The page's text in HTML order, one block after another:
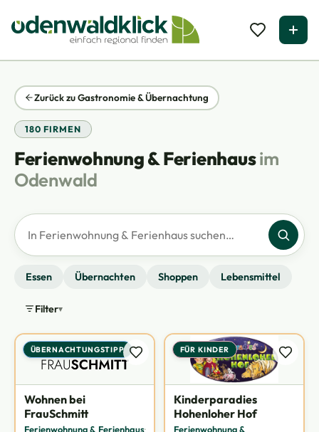
Zurück zu Gastronomie & Übernachtung
180 FIRMEN
Ferienwohnung & Ferienhausim
Odenwald
Firmen suchen
Essen Übernachten Shoppen Lebensmittel
Filter▾
ÜBERNACHTUNGSTIPP
Wohnen bei
FrauSchmitt
Ferienwohnung & Ferienhaus·
FÜR KINDER
Kinderparadies
Hohenloher Hof
Ferienwohnung &